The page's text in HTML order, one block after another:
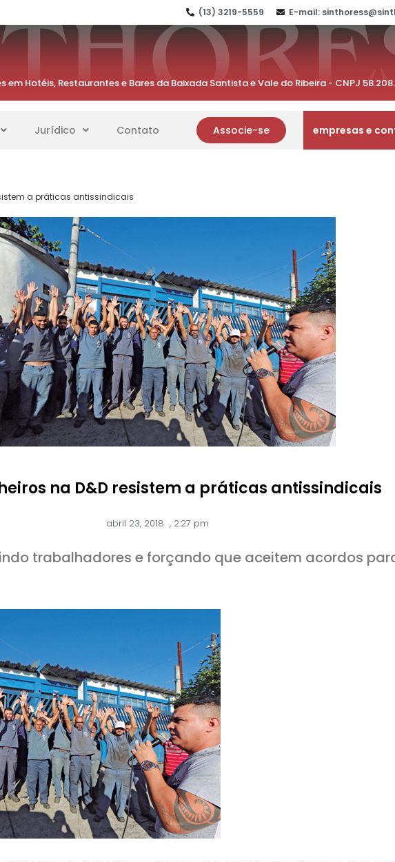
(13) 3219-5559 E-mail:
Hotéis, Restaurantes e Bares da Baixada Santista e Vale do Ribeira - CNPJ
Jurídico Contato Associe-se empresas e
a práticas antissindicais
na D&D resistem a práticas antissindicais
abril 23, 2018 ,2:27 pm
trabalhadores e forçando que aceitem acordos